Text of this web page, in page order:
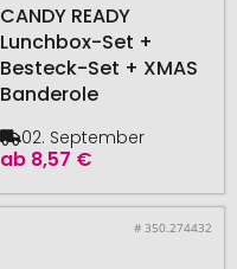
CANDY READY
Lunchbox-Set +
Besteck-Set + XMAS
Banderole
ab 8,57 €
02. September
# 350.274432